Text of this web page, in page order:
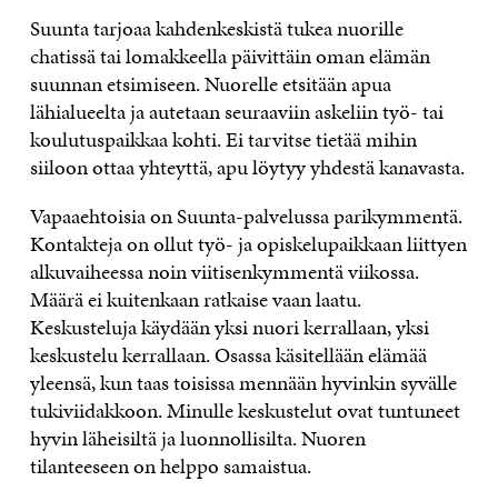
Suunta tarjoaa kahdenkeskistä tukea nuorille
chatissä tai lomakkeella päivittäin oman elämän
suunnan etsimiseen. Nuorelle etsitään apua
lähialueelta ja autetaan seuraaviin askeliin työ- tai
koulutuspaikkaa kohti. Ei tarvitse tietää mihin
siiloon ottaa yhteyttä, apu löytyy yhdestä kanavasta.
Vapaaehtoisia on Suunta-palvelussa parikymmentä.
Kontakteja on ollut työ- ja opiskelupaikkaan liittyen
alkuvaiheessa noin viitisenkymmentä viikossa.
Määrä ei kuitenkaan ratkaise vaan laatu.
Keskusteluja käydään yksi nuori kerrallaan, yksi
keskustelu kerrallaan. Osassa käsitellään elämää
yleensä, kun taas toisissa mennään hyvinkin syvälle
tukiviidakkoon. Minulle keskustelut ovat tuntuneet
hyvin läheisiltä ja luonnollisilta. Nuoren
tilanteeseen on helppo samaistua.